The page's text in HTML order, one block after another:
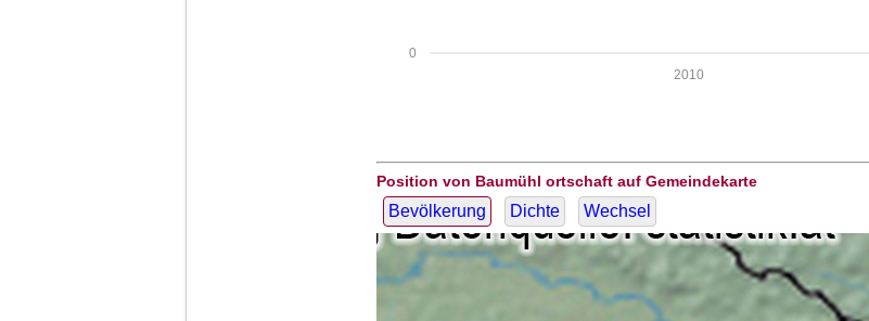
0
2010
Position von Baumühl ortschaft auf Gemeindekarte
Bevölkerung Dichte Wechsel